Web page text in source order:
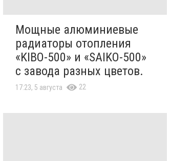
Мощные алюминиевые
радиаторы отопления
«KIBO-500» и «SAIKO-500»
с завода разных цветов.
17:23, 5 августа 22